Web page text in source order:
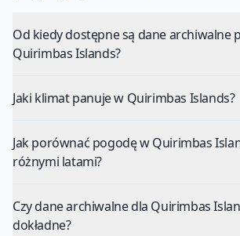
Od kiedy dostępne są dane archiwalne
Quirimbas Islands?
Jaki klimat panuje w Quirimbas Islands?
Jak porównać pogodę w Quirimbas
różnymi latami?
Czy dane archiwalne dla Quirimbas
dokładne?